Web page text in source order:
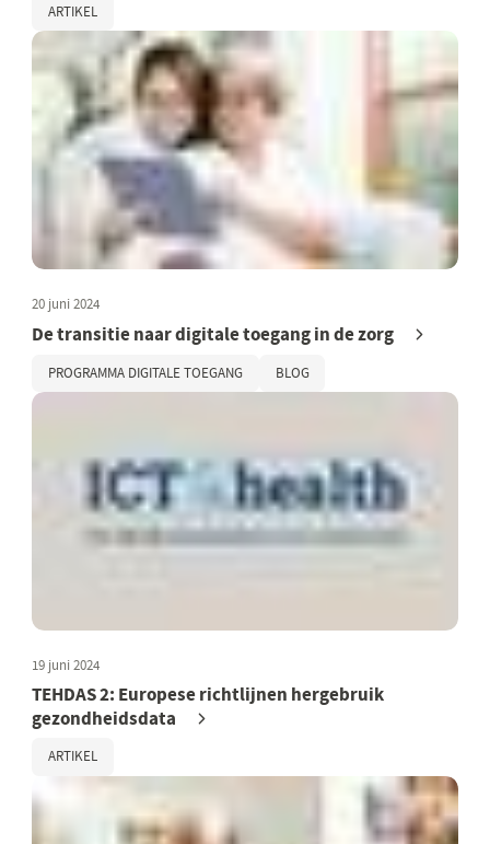
ARTIKEL
20 juni 2024
De transitie naar digitale toegang in de zorg
PROGRAMMA DIGITALE TOEGANG BLOG
19 juni 2024
TEHDAS 2: Europese richtlijnen hergebruik
gezondheidsdata
ARTIKEL